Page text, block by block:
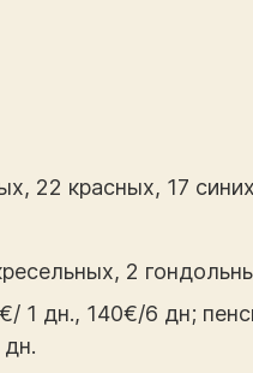
22 красных, 17
2
1 дн., 140€/6 дн;